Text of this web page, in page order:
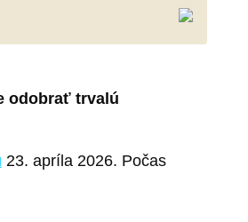
odobrať trvalú
23. apríla 2026. Počas